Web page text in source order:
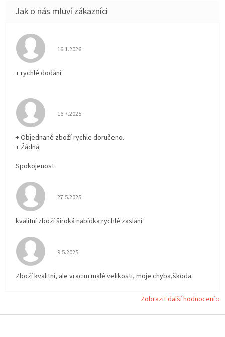
Hodnocení obchodu je 5 z 5 hvězdiček.
16.1.2026
+ rychlé dodání
Hodnocení obchodu je 5 z 5 hvězdiček.
16.7.2025
+ Objednané zboží rychle doručeno.
+ Žádná
Spokojenost
Hodnocení obchodu je 5 z 5 hvězdiček.
27.5.2025
kvalitní zboží široká nabídka rychlé zaslání
Hodnocení obchodu je 5 z 5 hvězdiček.
9.5.2025
Zboží kvalitní, ale vracim malé velikosti, moje chyba,škoda.
Zobrazit další hodnocení